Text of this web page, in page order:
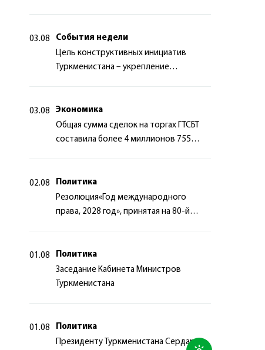
03.08
События недели
Цель конструктивных инициатив
Туркменистана – укрепление
03.08
Экономика
Общая сумма сделок на торгах ГТСБТ
составила более 4 миллионов 755
02.08
Политика
Резолюция«Год международного
права, 2028 год», принятая на 80-й
01.08
Политика
Заседание Кабинета Министров
Туркменистана
01.08
Политика
Президенту Туркменистана Сердару